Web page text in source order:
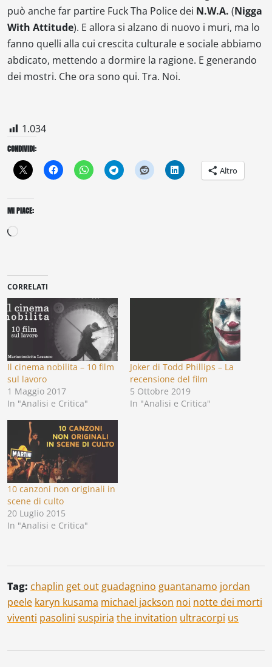
può anche far partire Fuck Tha Police dei N.W.A. (Nigga
With Attitude). E allora si alzano di nuovo i muri, ma lo
fanno quelli alla cui crescita culturale e sociale abbiamo
abdicato, mettendo a dormire la ragione. E generando
dei mostri. Che ora sono qui. Tra. Noi.
1.034
CONDIVIDI:
Altro
MI PIACE:
CORRELATI
Il cinema nobilita – 10 film
sul lavoro
1 Maggio 2017
In "Analisi e Critica"
Joker di Todd Phillips – La
recensione del film
5 Ottobre 2019
In "Analisi e Critica"
10 canzoni non originali in
scene di culto
20 Luglio 2015
In "Analisi e Critica"
Tag: chaplin get outguadagnino guantanamo jordan
peele karyn kusama michael jackson noi notte dei morti
viventi pasolini suspiria the invitation ultracorpi us